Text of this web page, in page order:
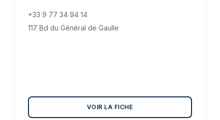
+33 9 77 34 94 14
117 Bd du Général de Gaulle
VOIR LA FICHE